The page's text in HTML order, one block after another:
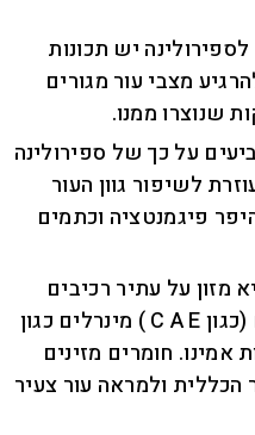
יש תכונות
מצבי עור מגורים
שנוצרו ממנו.
על כך של ספירולינה
לשיפור גוון העור
פיגמנטציה וכתמים
מזון על עתיר רכיבים
תזונתיים, המכיל ויטמינים (כגון C A E ) מינרלים כגון
אמינו. חומרים מזינים
הכללית ולמראה עור צעיר